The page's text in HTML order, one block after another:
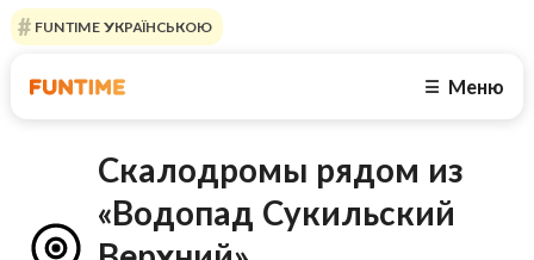
FUNTIME УКРАЇНСЬКОЮ
☰ Меню
Скалодромы рядом из
«Водопад Сукильский